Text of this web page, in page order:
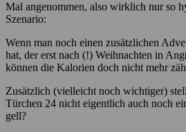
Mal angenommen, also wirklich nur so
Szenario:
Wenn man noch einen zusätzlichen
hat, der erst nach (!) Weihnachten in
können die Kalorien doch nicht mehr
Zusätzlich (vielleicht noch wichtiger)
Türchen 24 nicht eigentlich auch noch
gell?